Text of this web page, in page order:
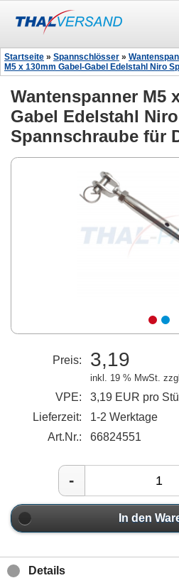
Startseite » Spannschlösser »
M5 x 130mm Gabel-Gabel Edelstahl Niro
Wantenspanner M5
Gabel Edelstahl Niro
Spannschraube für
Preis: 3,19
inkl. 19 % MwSt.
VPE:
3,19 EUR pro
Lieferzeit:
1-2 Werktage
Art.Nr.:
66824551
-
In den
Details